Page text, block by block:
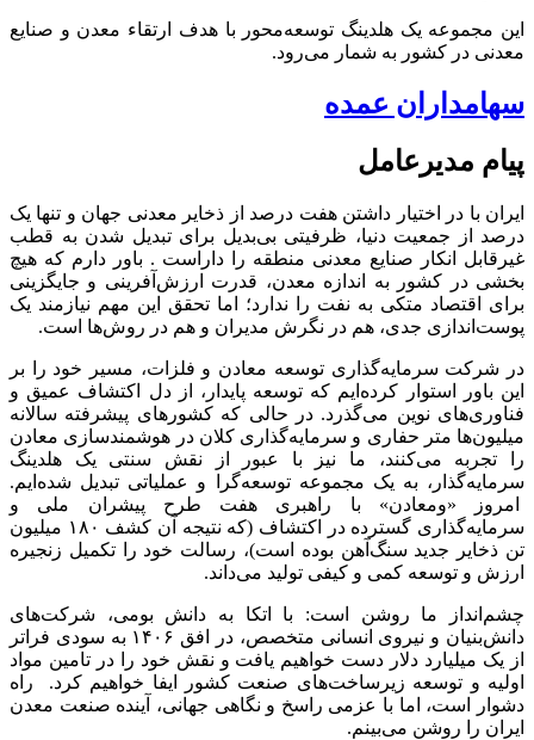
این مجموعه یک هلدینگ توسعه‌محور با هدف ارتقاء معدن و صنایع
معدنی در کشور به شمار می‌رود.
سهامداران عمده
پیام مدیرعامل
ایران با در اختیار داشتن هفت درصد از ذخایر معدنی جهان و تنها یک
درصد از جمعیت دنیا، ظرفیتی بی‌بدیل برای تبدیل شدن به قطب
غیرقابل انکار صنایع معدنی منطقه را داراست . باور دارم که هیچ
بخشی در کشور به اندازه معدن، قدرت ارزش‌آفرینی و جایگزینی
برای اقتصاد متکی به نفت را ندارد؛ اما تحقق این مهم نیازمند یک
پوست‌اندازی جدی، هم در نگرش مدیران و هم در روش‌ها است.
در شرکت سرمایه‌گذاری توسعه معادن و فلزات، مسیر خود را بر
این باور استوار کرده‌ایم که توسعه پایدار، از دل اکتشاف عمیق و
فناوری‌های نوین می‌گذرد. در حالی که کشورهای پیشرفته سالانه
میلیون‌ها متر حفاری و سرمایه‌گذاری کلان در هوشمندسازی معادن
را تجربه می‌کنند، ما نیز با عبور از نقش سنتی یک هلدینگ
سرمایه‌گذار، به یک مجموعه توسعه‌گرا و عملیاتی تبدیل شده‌ایم.
امروز «ومعادن» با راهبری هفت طرح پیشران ملی و
سرمایه‌گذاری گسترده در اکتشاف (که نتیجه آن کشف ۱۸۰ میلیون
تن ذخایر جدید سنگ‌آهن بوده است)، رسالت خود را تکمیل زنجیره
ارزش و توسعه کمی و کیفی تولید می‌داند.
چشم‌انداز ما روشن است: با اتکا به دانش بومی، شرکت‌های
دانش‌بنیان و نیروی انسانی متخصص، در افق ۱۴۰۶ به سودی فراتر
از یک میلیارد دلار دست خواهیم یافت و نقش خود را در تامین مواد
اولیه و توسعه زیرساخت‌های صنعت کشور ایفا خواهیم کرد. راه
دشوار است، اما با عزمی راسخ و نگاهی جهانی، آینده صنعت معدن
ایران را روشن می‌بینم.